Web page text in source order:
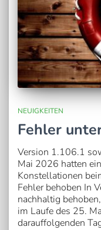
NEUIGKEITEN
Fehler
Version 1.106.1
Mai 2026 hatten
Konstellationen
Fehler behoben In
nachhaltig
im Laufe des 25.
darauffolgenden